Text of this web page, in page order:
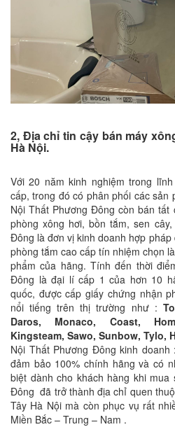
2, Địa chỉ tin cậy bán máy
Hà Nội.
Với 20 năm kinh nghiệm trong
cấp, trong đó có phân phối các sản
Nội Thất Phương Đông còn bán
phòng xông hơi, bồn tắm, sen
Đông là đơn vị kinh doanh hợp
phòng tắm cao cấp tín nhiệm chọn
phẩm của hãng. Tính đến thời
Đông là đại lí cấp 1 của hơn 10
quốc, được cấp giấy chứng nhận
nổi tiếng trên thị trường như :
Daros, Monaco, Coast,
Kingsteam, Sawo, Sunbow, Tylo,
Nội Thất Phương Đông kinh
đảm bảo 100% chính hãng và có
biệt dành cho khách hàng khi mua
Đông đã trở thành địa chỉ quen
Tây Hà Nội mà còn phục vụ rất
Miền Bắc – Trung – Nam .